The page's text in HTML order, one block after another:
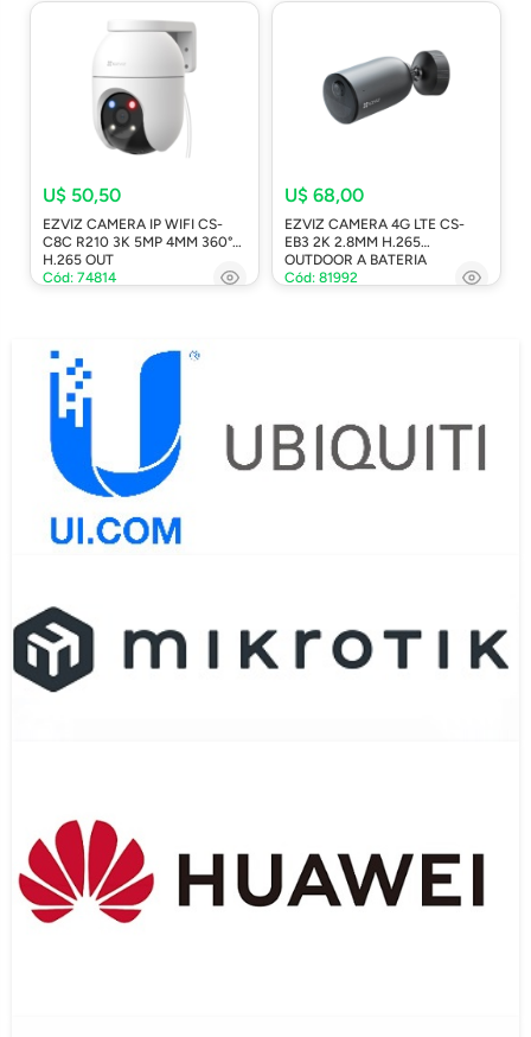
U$ 50,50
EZVIZ CAMERA IP WIFI CS-
C8C R210 3K 5MP 4MM 360°
H.265 OUT
Cód: 74814
U$ 68,00
EZVIZ CAMERA 4G LTE CS-
EB3 2K 2.8MM H.265
OUTDOOR A BATERIA
Cód: 81992